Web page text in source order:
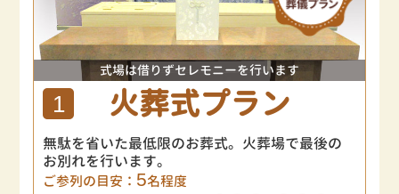
式場は借りずセレモニーを行います
1 火葬式プラン
無駄を省いた最低限のお葬式。火葬場で最後の
お別れを行います。
ご参列の目安： 5名程度